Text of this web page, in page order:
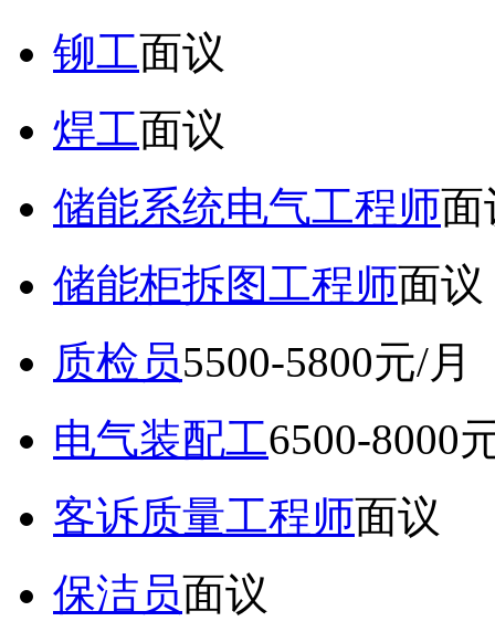
铆工面议
焊工面议
储能系统电气工程师面
储能柜拆图工程师面议
质检员5500-5800元/月
电气装配工6500-8000
客诉质量工程师面议
保洁员面议